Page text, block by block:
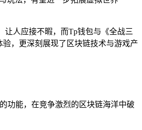
人应接不暇，而Tp钱包与《全战三
，更深刻展现了区块链技术与游戏产
功能，在竞争激烈的区块链海洋中破